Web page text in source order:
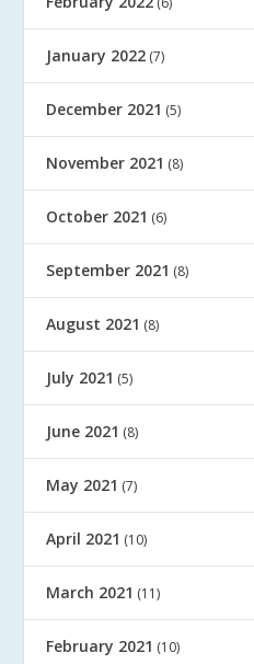
January 2022 (7)
December 2021 (5)
November 2021 (8)
October 2021 (6)
September 2021 (8)
August 2021 (8)
July 2021 (5)
June 2021 (8)
May 2021 (7)
April 2021 (10)
March 2021 (11)
February 2021 (10)